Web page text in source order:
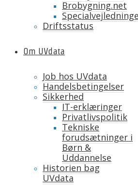
Brobygning.net
Driftsstatus
Om UVdata
Job hos UVdata
Handelsbetingelser
Sikkerhed
IT-erklæringer
Privatlivspolitik
Tekniske
forudsætninger i
Børn &
Uddannelse
Historien bag
UVdata